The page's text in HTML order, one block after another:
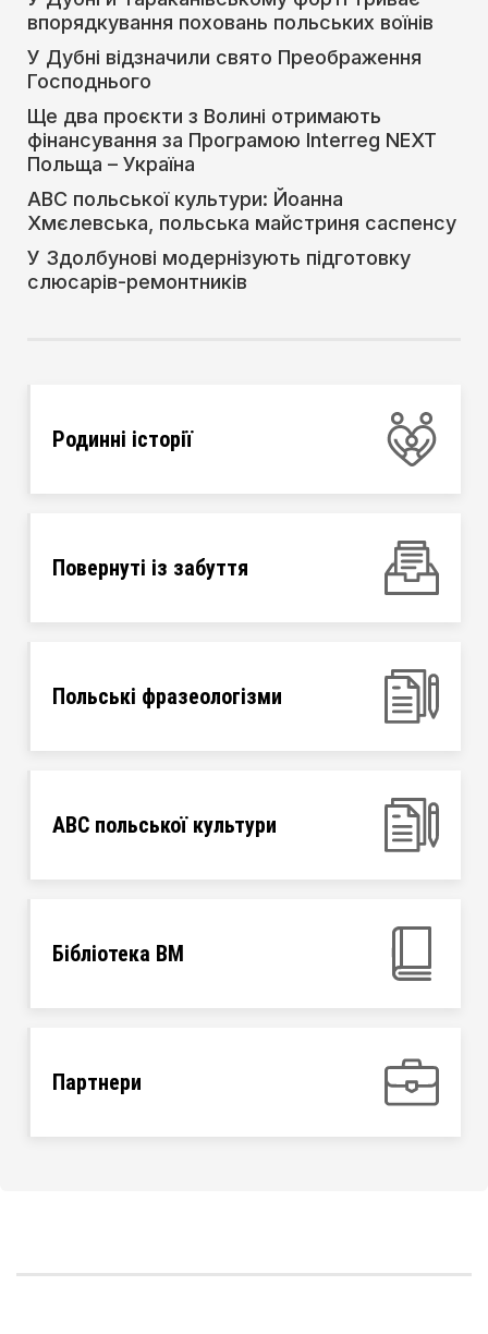
впорядкування поховань польських воїнів
У Дубні відзначили свято Преображення
Господнього
Ще два проєкти з Волині отримають
фінансування за Програмою Interreg NEXT
Польща – Україна
АВС польської культури: Йоанна
Хмєлевська, польська майстриня саспенсу
У Здолбунові модернізують підготовку
слюсарів-ремонтників
Родинні історії
Повернуті із забуття
Польські фразеологізми
ABC польської культури
Бібліотека ВМ
Партнери